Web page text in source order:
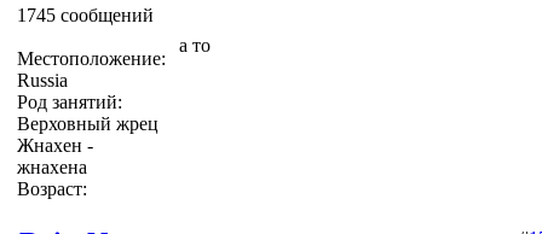
1745 сообщений
Местоположение:
Russia
Род занятий:
Верховный жрец
Жнахен -
жнахена
Возраст:
а то